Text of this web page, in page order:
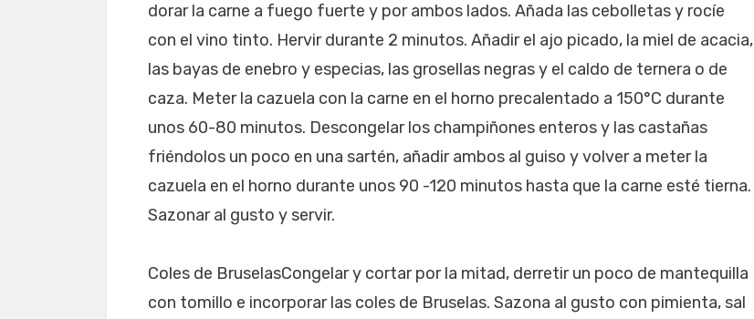
dorar la carne a fuego fuerte y por ambos lados. Añada las cebolletas y rocíe
con el vino tinto. Hervir durante 2 minutos. Añadir el ajo picado, la miel de acacia,
las bayas de enebro y especias, las grosellas negras y el caldo de ternera o de
caza. Meter la cazuela con la carne en el horno precalentado a 150°C durante
unos 60-80 minutos. Descongelar los champiñones enteros y las castañas
friéndolos un poco en una sartén, añadir ambos al guiso y volver a meter la
cazuela en el horno durante unos 90 -120 minutos hasta que la carne esté tierna.
Sazonar al gusto y servir.
Coles de BruselasCongelar y cortar por la mitad, derretir un poco de mantequilla
con tomillo e incorporar las coles de Bruselas. Sazona al gusto con pimienta, sal